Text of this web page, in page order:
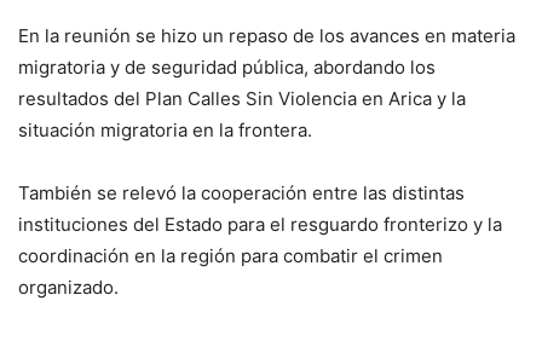
En la reunión se hizo un repaso de los avances en materia
migratoria y de seguridad pública, abordando los
resultados del Plan Calles Sin Violencia en Arica y la
situación migratoria en la frontera.
También se relevó la cooperación entre las distintas
instituciones del Estado para el resguardo fronterizo y la
coordinación en la región para combatir el crimen
organizado.